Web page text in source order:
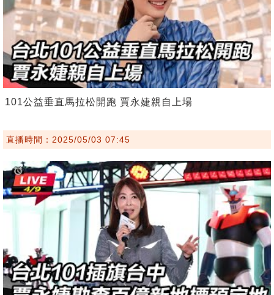
101公益垂直馬拉松開跑 賈永婕親自上場
直播時間：2025/05/03 07:45